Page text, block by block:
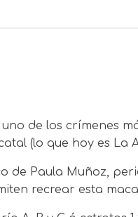
de los crímenes
(lo que hoy es La
Paula Muñoz,
recrear esta